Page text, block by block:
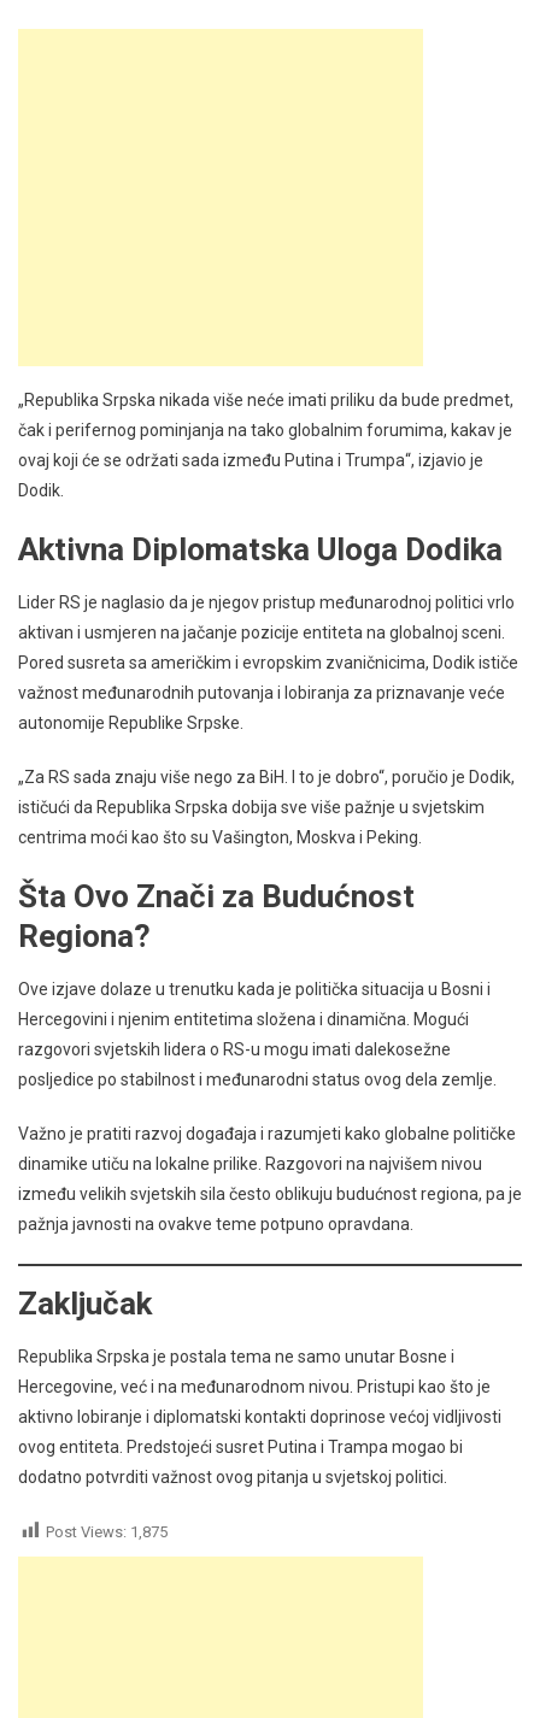
„Republika Srpska nikada više neće imati priliku da bude predmet,
čak i perifernog pominjanja na tako globalnim forumima, kakav je
ovaj koji će se održati sada između Putina i Trumpa“, izjavio je
Dodik.
Aktivna Diplomatska Uloga Dodika
Lider RS je naglasio da je njegov pristup međunarodnoj politici vrlo
aktivan i usmjeren na jačanje pozicije entiteta na globalnoj sceni.
Pored susreta sa američkim i evropskim zvaničnicima, Dodik ističe
važnost međunarodnih putovanja i lobiranja za priznavanje veće
autonomije Republike Srpske.
„Za RS sada znaju više nego za BiH. I to je dobro“, poručio je Dodik,
ističući da Republika Srpska dobija sve više pažnje u svjetskim
centrima moći kao što su Vašington, Moskva i Peking.
Šta Ovo Znači za Budućnost
Regiona?
Ove izjave dolaze u trenutku kada je politička situacija u Bosni i
Hercegovini i njenim entitetima složena i dinamična. Mogući
razgovori svjetskih lidera o RS-u mogu imati dalekosežne
posljedice po stabilnost i međunarodni status ovog dela zemlje.
Važno je pratiti razvoj događaja i razumjeti kako globalne političke
dinamike utiču na lokalne prilike. Razgovori na najvišem nivou
između velikih svjetskih sila često oblikuju budućnost regiona, pa je
pažnja javnosti na ovakve teme potpuno opravdana.
Zaključak
Republika Srpska je postala tema ne samo unutar Bosne i
Hercegovine, već i na međunarodnom nivou. Pristupi kao što je
aktivno lobiranje i diplomatski kontakti doprinose većoj vidljivosti
ovog entiteta. Predstojeći susret Putina i Trampa mogao bi
dodatno potvrditi važnost ovog pitanja u svjetskoj politici.
Post Views: 1,875